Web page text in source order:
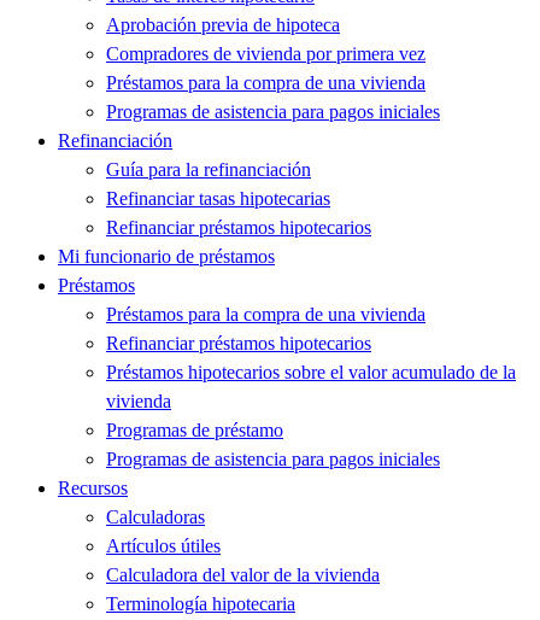
Aprobación previa de hipoteca
Compradores de vivienda por primera vez
Préstamos para la compra de una vivienda
Programas de asistencia para pagos iniciales
Refinanciación
Guía para la refinanciación
Refinanciar tasas hipotecarias
Refinanciar préstamos hipotecarios
Mi funcionario de préstamos
Préstamos
Préstamos para la compra de una vivienda
Refinanciar préstamos hipotecarios
Préstamos hipotecarios sobre el valor acumulado de la
vivienda
Programas de préstamo
Programas de asistencia para pagos iniciales
Recursos
Calculadoras
Artículos útiles
Calculadora del valor de la vivienda
Terminología hipotecaria